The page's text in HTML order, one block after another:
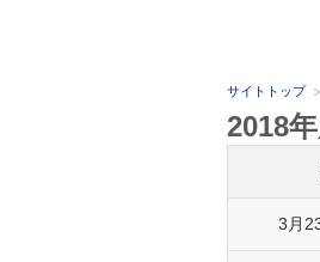
サイトトップ
2018
3月